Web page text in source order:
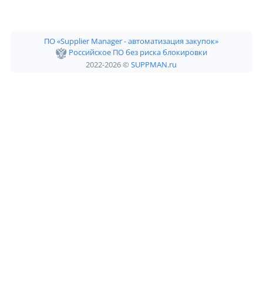
ПО «Supplier Manager - автоматизация закупок»
Российское ПО без риска блокировки
2022-2026 ©SUPPMAN.ru